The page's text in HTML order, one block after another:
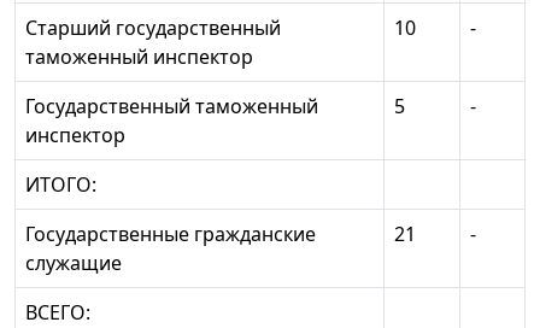
Старший государственный
таможенный инспектор
10 -
Государственный таможенный
инспектор
5 -
ИТОГО:
Государственные гражданские
служащие
21 -
ВСЕГО: